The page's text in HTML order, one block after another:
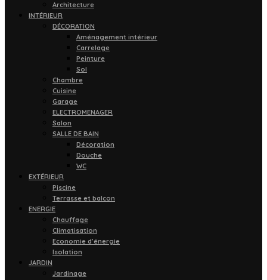
Architecture
INTÉRIEUR
DÉCORATION
Aménagement intérieur
Carrelage
Peinture
Sol
Chambre
Cuisine
Garage
ELECTROMENAGER
Salon
SALLE DE BAIN
Décoration
Douche
WC
EXTÉRIEUR
Piscine
Terrasse et balcon
ENERGIE
Chauffage
Climatisation
Economie d’énergie
Isolation
JARDIN
Jardinage